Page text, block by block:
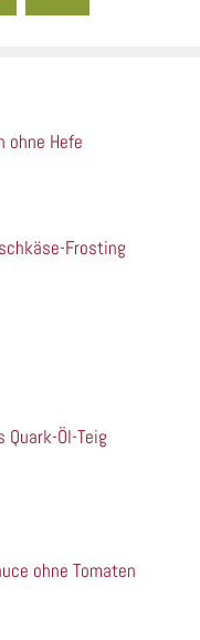
ohne Hefe
Frosting
Öl-Teig
ohne Tomaten